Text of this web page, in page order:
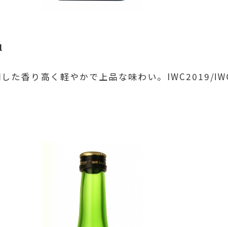
た香り高く軽やかで上品な味わい。IWC2019/